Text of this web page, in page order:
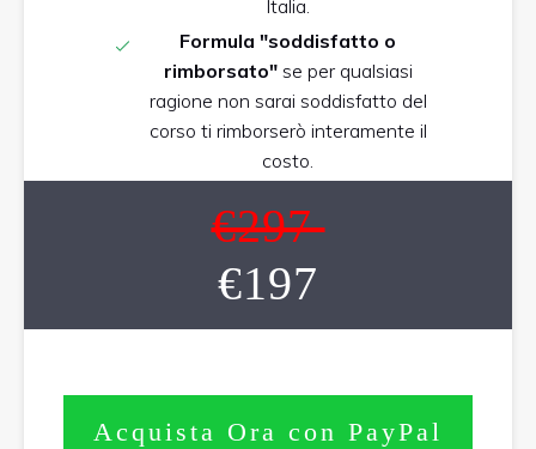
Italia.
Formula "soddisfatto o
rimborsato" se per qualsiasi
ragione non sarai soddisfatto del
corso ti rimborserò interamente il
costo.
€297
€197
Acquista Ora con PayPal